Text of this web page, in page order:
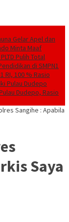
Gelar Apel dan
Minta Maaf
Pulih Total
di SMPN1
RI, 100 % Rasio
Pulau Dudepo
Dudepo, Rasio
Sangihe : Apabila
Saya